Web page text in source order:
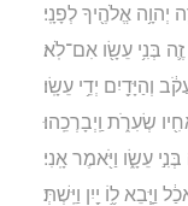
אֱלֹהֶ֖יךָ לְפָנָֽי׃
בְּנִ֥י עֵשָׂ֖ו אִם־לֹֽא׃
וְהַיָּדַ֖יִם יְדֵ֥י עֵשָֽׂו׃
שְׂעִרֹ֑ת וַֽיְבָרְכֵֽהוּ׃
עֵשָׂ֑ו וַיֹּ֖אמֶר אָֽנִי׃
וַיָּ֧בֵא ל֦וֹ יַ֖יִן וַיֵּֽשְׁתְּ׃